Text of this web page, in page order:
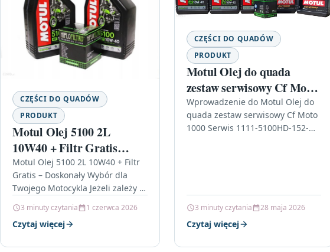
CZĘŚCI DO QUADÓW
PRODUKT
Motul Olej 5100 2L
10W40 + Filtr Gratis
Quad Cross
OM510010W402LHF
Motul Olej 5100 2L 10W40 + Filtr
Gratis – Doskonały Wybór dla
Twojego Motocykla Jeżeli zależy Ci
wydajności swojego motocykla,…
3 minuty czytania 1 czerwca 2026
Czytaj więcej
CZĘŚCI DO QUADÓW
PRODUKT
Motul Olej do quada
zestaw serwisowy Cf Moto
1000 Serwis 1111-5100HD-
152-MOB
Wprowadzenie do Motul Olej do
quada zestaw serwisowy Cf Moto
1000 Serwis 1111-5100HD-152-
3 minuty czytania 28 maja 2026
Czytaj więcej